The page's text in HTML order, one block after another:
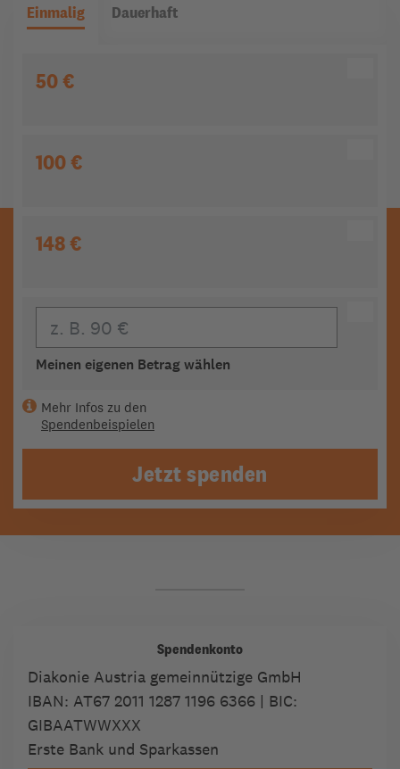
Einmalig Dauerhaft
50 €
100 €
148 €
Meinen eigenen Betrag wählen
Mehr Infos zu den
Spendenbeispielen
Jetzt spenden
Spendenkonto
Diakonie Austria gemeinnützige GmbH
IBAN: AT67 2011 1287 1196 6366 | BIC:
GIBAATWWXXX
Erste Bank und Sparkassen